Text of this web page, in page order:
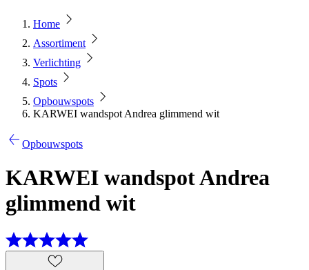
Home
Assortiment
Verlichting
Spots
Opbouwspots
KARWEI wandspot Andrea glimmend wit
Opbouwspots
KARWEI wandspot Andrea
glimmend wit